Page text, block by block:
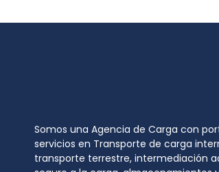
Somos una Agencia de Carga con
servicios en Transporte de carga
transporte terrestre, intermediación